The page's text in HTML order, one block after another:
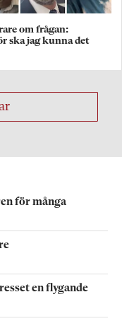
om frågan:
ska jag kunna det
för många
en flygande